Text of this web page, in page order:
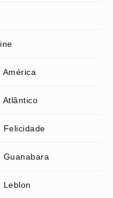
Atlântico
Felicidade
Guanabara
Leblon